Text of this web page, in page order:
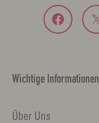
Wichtige Informationen
Über Uns